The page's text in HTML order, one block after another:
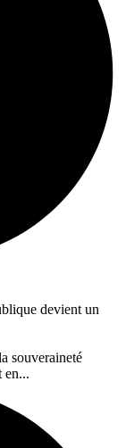
devient un
souveraineté
en...